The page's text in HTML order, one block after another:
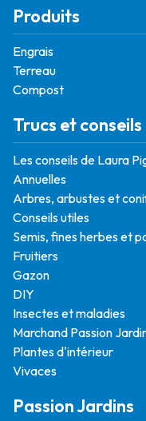
Produits
Engrais
Terreau
Compost
Trucs et conseils
Les conseils de Laura
Annuelles
Arbres, arbustes et
Conseils utiles
Semis, fines herbes et
Fruitiers
Gazon
DIY
Insectes et maladies
Marchand Passion
Plantes d'intérieur
Vivaces
Passion Jardins